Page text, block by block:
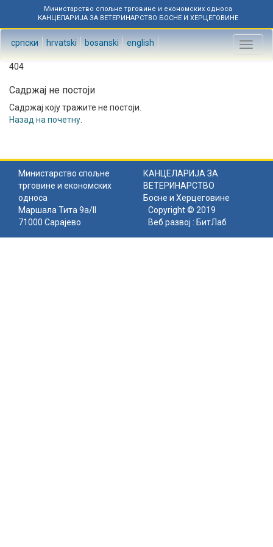
Министарство спољне трговине и економских односа
КАНЦЕЛАРИЈА ЗА ВЕТЕРИНАРСТВО БОСНЕ И ХЕРЦЕГОВИНЕ
српски hrvatski bosanski english
Toggle
404
Садржај не постоји
Садржај коју тражите не постоји.
Назад на почетну
Министарство спољне
трговине и економских
односа
КАНЦЕЛАРИЈА ЗА
ВЕТЕРИНАРСТВО
Босне и Херцеговине
Маршала Тита 9а/II
71000 Сарајево
Copyright © 2019
Веб развој : БитЛаб